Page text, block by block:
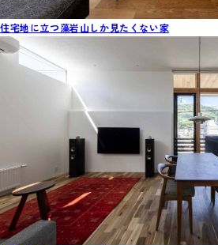
住宅地に立つ藻岩山しか見たくない家